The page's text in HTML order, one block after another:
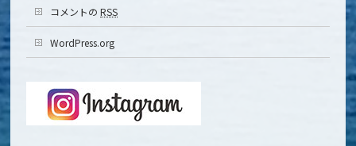
コメントのRSS
WordPress.org